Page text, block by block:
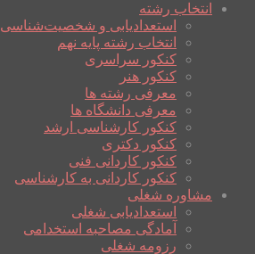
انتخاب رشته
استعدادیابی و شخصیت‌شناسی
انتخاب رشته پایه نهم
کنکور سراسری
کنکور هنر
معرفی رشته ها
معرفی دانشگاه ها
کنکور کارشناسی ارشد
کنکور دکتری
کنکور کاردانی فنی
کنکور کاردانی به کارشناسی
مشاوره شغلی
استعدادیابی شغلی
آمادگی مصاحبه استخدامی
رزومه شغلی